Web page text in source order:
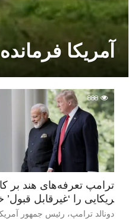
آمریکا
888
ترامپ تعرفه‌های هند بر
ریکایی را ‘غیرقابل قبول’
دونالد ترامپ، رئیس جمهور